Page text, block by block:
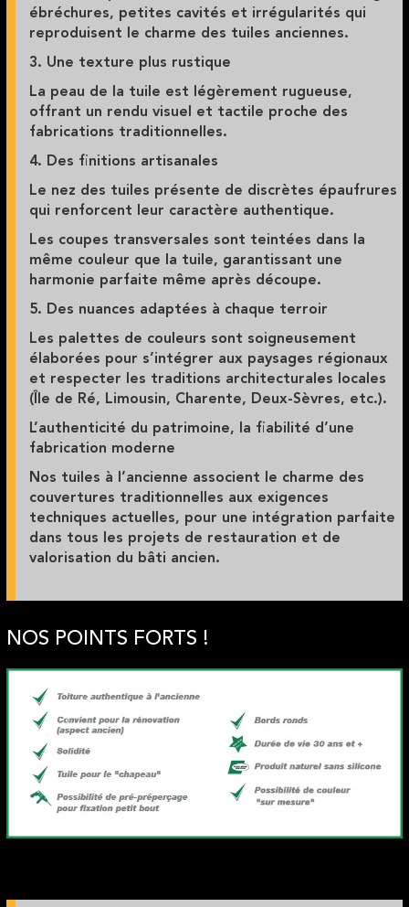
ébréchures, petites cavités et irrégularités qui
reproduisent le charme des tuiles anciennes.
3. Une texture plus rustique
La peau de la tuile est légèrement rugueuse,
offrant un rendu visuel et tactile proche des
fabrications traditionnelles.
4. Des finitions artisanales
Le nez des tuiles présente de discrètes épaufrures
qui renforcent leur caractère authentique.
Les coupes transversales sont teintées dans la
même couleur que la tuile, garantissant une
harmonie parfaite même après découpe.
5. Des nuances adaptées à chaque terroir
Les palettes de couleurs sont soigneusement
élaborées pour s’intégrer aux paysages régionaux
et respecter les traditions architecturales locales
(Île de Ré, Limousin, Charente, Deux-Sèvres, etc.).
L’authenticité du patrimoine, la fiabilité d’une
fabrication moderne
Nos tuiles à l’ancienne associent le charme des
couvertures traditionnelles aux exigences
techniques actuelles, pour une intégration parfaite
dans tous les projets de restauration et de
valorisation du bâti ancien.
NOS POINTS FORTS !